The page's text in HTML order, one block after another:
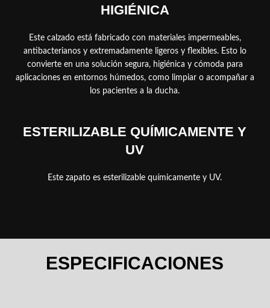
HIGIÉNICA
Este calzado está fabricado con materiales impermeables,
antibacterianos y extremadamente ligeros y flexibles. Esto lo
convierte en una solución segura, higiénica y cómoda para
aplicaciones en entornos húmedos, como limpiar o acompañar a
los pacientes a la ducha.
ESTERILIZABLE QUÍMICAMENTE Y
UV
Este zapato es esterilizable químicamente y UV.
ESPECIFICACIONES